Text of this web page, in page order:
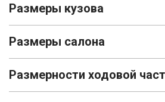
Размеры кузова
Размеры салона
Размерности ходовой